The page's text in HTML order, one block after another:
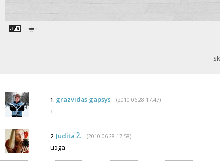
1. grazvidas gapsys (2010 06 28 17:47)
+
2. Judita Ž. (2010 06 28 17:58)
uoga